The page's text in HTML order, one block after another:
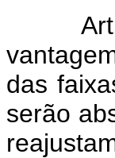
Art
das
serão